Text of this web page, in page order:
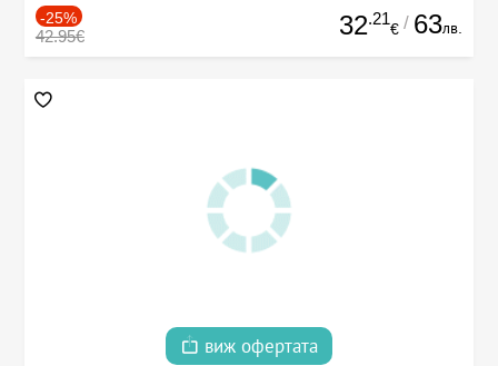
-25%
42.95€ 32.21
€ / 63лв.
виж офертата